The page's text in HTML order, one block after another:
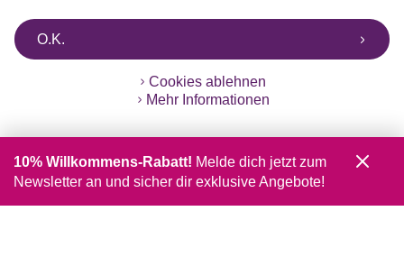
O.K.
Cookies ablehnen
Mehr Informationen
10% Willkommens-Rabatt! Melde dich jetzt zum
Newsletter an und sicher dir exklusive Angebote!